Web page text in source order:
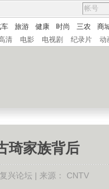
旅游 健康 时尚 三农
商
清 电影 电视剧 纪录片 动
琦家族背后
兴论坛 | 来源： CNTV